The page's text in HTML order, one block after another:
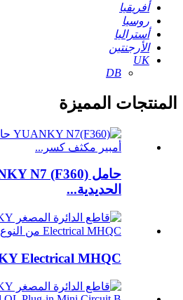
أفريقيا
روسيا
أستراليا
الأرجنتين
UK
DB
المنتجات المميزة
الحديدية...
Electrical MHQC ...